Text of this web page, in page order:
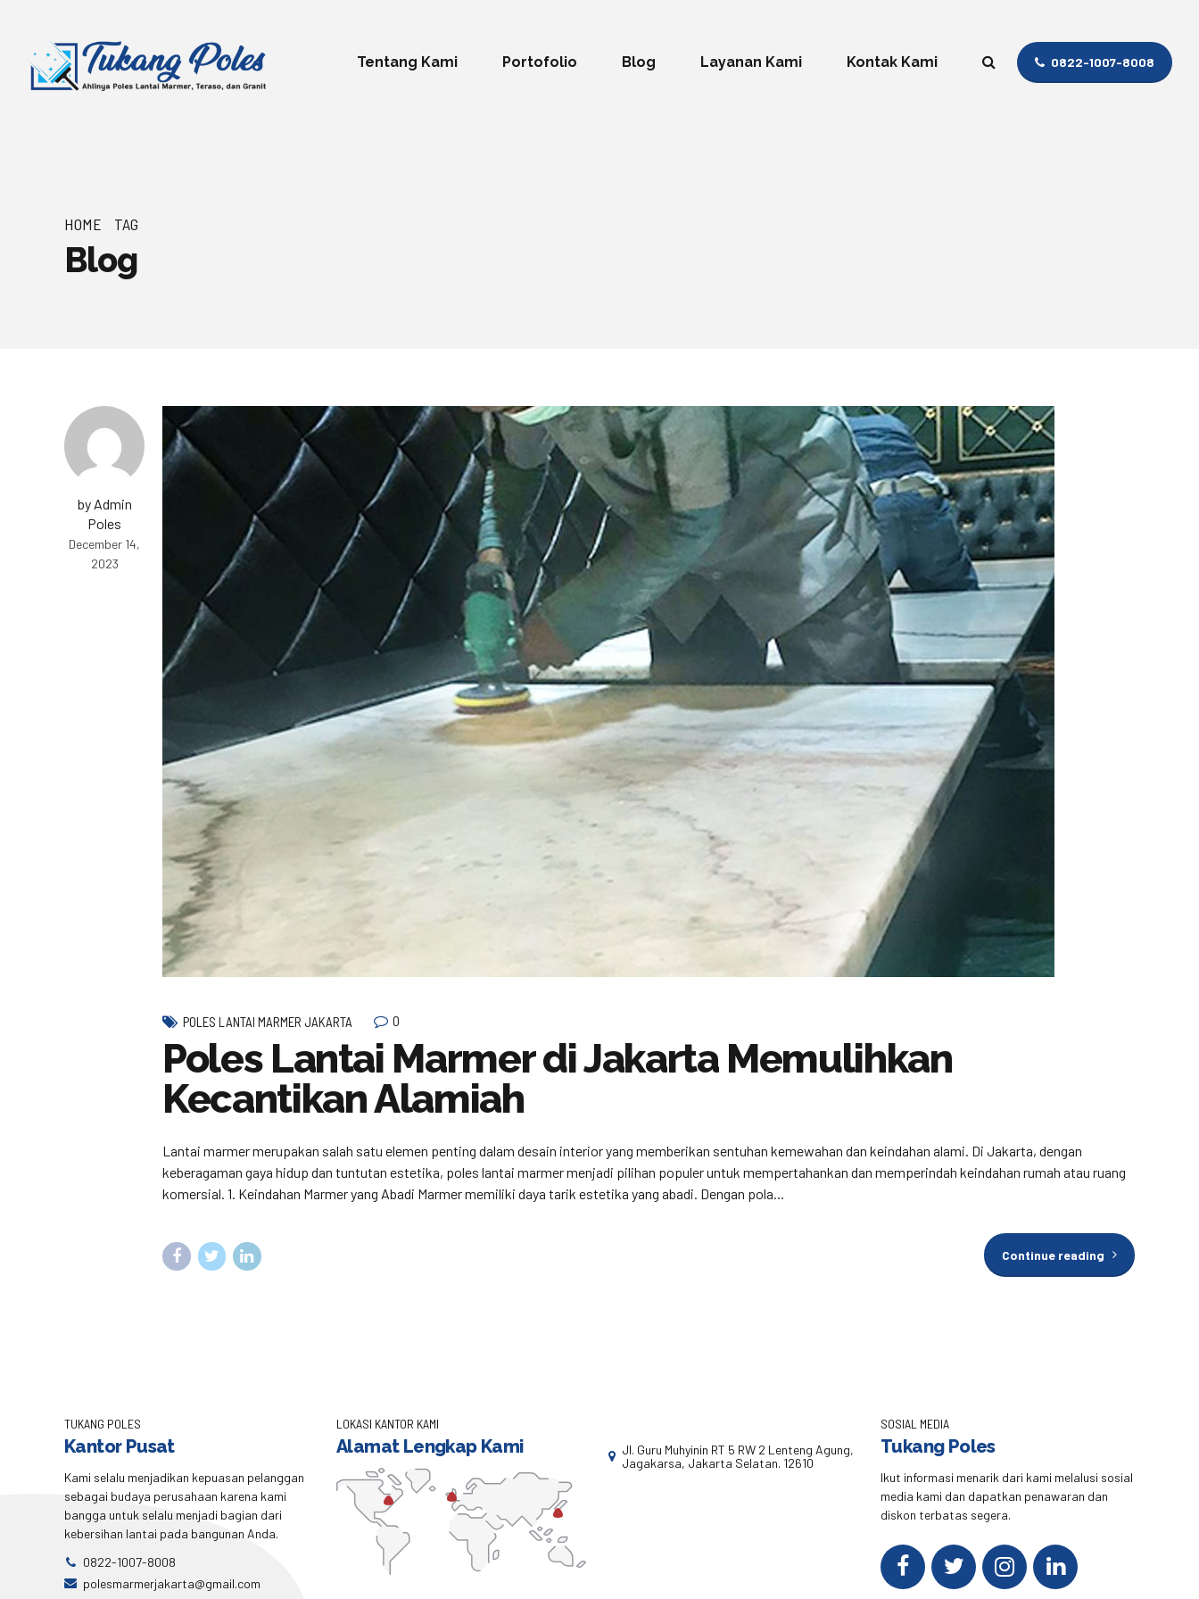
0822-1007-8008
Tentang Kami Portofolio Blog Layanan Kami Kontak Kami
HOME TAG
Blog
by Admin
Poles
December 14,
2023
POLES LANTAI MARMER JAKARTA 0
Poles Lantai Marmer di Jakarta Memulihkan
Kecantikan Alamiah
Lantai marmer merupakan salah satu elemen penting dalam desain interior yang memberikan sentuhan kemewahan dan keindahan alami. Di Jakarta, dengan
keberagaman gaya hidup dan tuntutan estetika, poles lantai marmer menjadi pilihan populer untuk mempertahankan dan memperindah keindahan rumah atau ruang
komersial. 1. Keindahan Marmer yang Abadi Marmer memiliki daya tarik estetika yang abadi. Dengan pola...
Continue reading
TUKANG POLES
Kantor Pusat
Kami selalu menjadikan kepuasan pelanggan
sebagai budaya perusahaan karena kami
bangga untuk selalu menjadi bagian dari
kebersihan lantai pada bangunan Anda.
0822-1007-8008
polesmarmerjakarta@gmail.com
LOKASI KANTOR KAMI
Alamat Lengkap Kami
Jl. Guru Muhyinin RT 5 RW 2 Lenteng Agung,
Jagakarsa, Jakarta Selatan. 12610
SOSIAL MEDIA
Tukang Poles
Ikut informasi menarik dari kami melalusi sosial
media kami dan dapatkan penawaran dan
diskon terbatas segera.